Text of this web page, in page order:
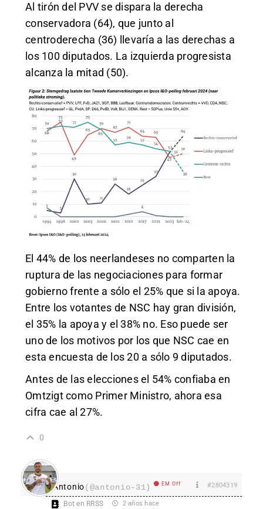
Al tirón del PVV se dispara la derecha
conservadora (64), que junto al
centroderecha (36) llevaría a las derechas a
los 100 diputados. La izquierda progresista
alcanza la mitad (50).
El 44% de los neerlandeses no comparten la
ruptura de las negociaciones para formar
gobierno frente a sólo el 25% que si la apoya.
Entre los votantes de NSC hay gran división,
el 35% la apoya y el 38% no. Eso puede ser
uno de los motivos por los que NSC cae en
esta encuesta de los 20 a sólo 9 diputados.
Antes de las elecciones el 54% confiaba en
Omtzigt como Primer Ministro, ahora esa
cifra cae al 27%.
0
Antonio(@antonio-31) EM Off #2804319
Bot en RRSS 2 años hace